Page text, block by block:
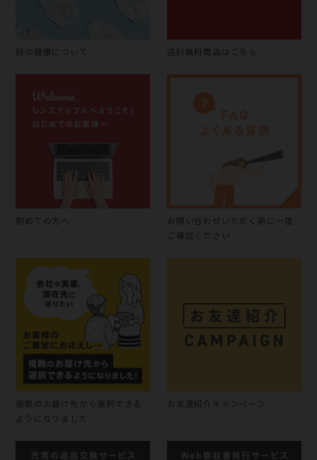
目の健康について 送料無料商品はこちら
初めての方へ
お問い合わせいただく前に一度
ご確認ください
複数のお届け先から選択できる
ようになりました
お友達紹介キャンペーン